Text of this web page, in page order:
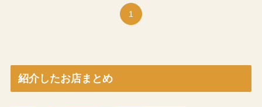
1
紹介したお店まとめ